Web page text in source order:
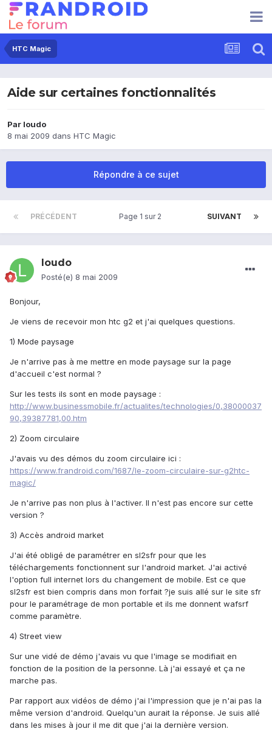
HTC Magic
Aide sur certaines fonctionnalités
Par loudo
8 mai 2009 dans HTC Magic
Répondre à ce sujet
PRÉCÉDENT SUIVANT
Page 1 sur 2
loudo
Posté(e) 8 mai 2009
Bonjour,
Je viens de recevoir mon htc g2 et j'ai quelques questions.
1) Mode paysage
Je n'arrive pas à me mettre en mode paysage sur la page
d'accueil c'est normal ?
Sur les tests ils sont en mode paysage :
http://www.businessmobile.fr/actualites/technologies/0,38000037
90,39387781,00.htm
2) Zoom circulaire
J'avais vu des démos du zoom circulaire ici :
https://www.frandroid.com/1687/le-zoom-circulaire-sur-g2htc-
magic/
Je n'arrive pas non plus à l'activer. Il n'est pas encore sur cette
version ?
3) Accès android market
J'ai été obligé de paramétrer en sl2sfr pour que les
téléchargements fonctionnent sur l'android market. J'ai activé
l'option full internet lors du changement de mobile. Est ce que
sl2sfr est bien compris dans mon forfait ?je suis allé sur le site sfr
pour le paramétrage de mon portable et ils me donnent wafsrf
comme paramètre.
4) Street view
Sur une vidé de démo j'avais vu que l'image se modifiait en
fonction de la position de la personne. Là j'ai essayé et ça ne
marche pas.
Par rapport aux vidéos de démo j'ai l'impression que je n'ai pas la
même version d'android. Quelqu'un aurait la réponse. Je suis allé
dans les mises à jour il me dit que j'ai la dernière version.